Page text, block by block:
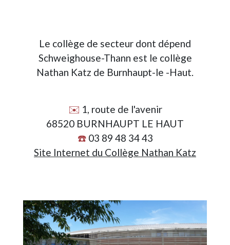
Le collège de secteur dont dépend
Schweighouse-Thann est le collège
Nathan Katz de Burnhaupt-le -Haut.
✉️ 1, route de l'avenir
68520 BURNHAUPT LE HAUT
☎️03 89 48 34 43
Site Internet du Collège Nathan Katz